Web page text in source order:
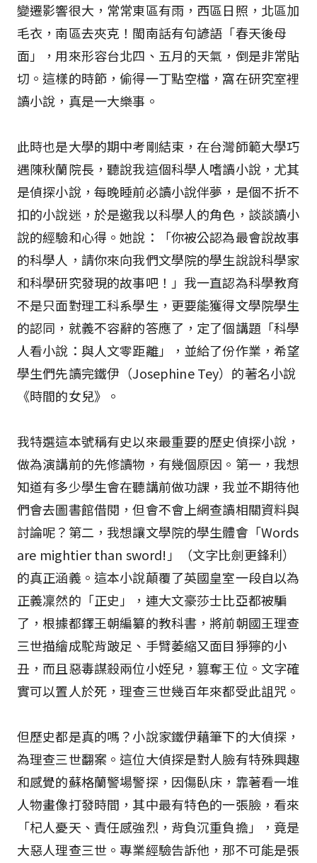
變遷影響很大，常常東區有雨，西區日照，北區加
毛衣，南區去夾克！閩南話有句諺語「春天後母
面」，用來形容台北四、五月的天氣，倒是非常貼
切。這樣的時節，偷得一丁點空檔，窩在研究室裡
讀小說，真是一大樂事。
此時也是大學的期中考剛結束，在台灣師範大學巧
遇陳秋蘭院長，聽說我這個科學人嗜讀小說，尤其
是偵探小說，每晚睡前必讀小說伴夢，是個不折不
扣的小說迷，於是邀我以科學人的角色，談談讀小
說的經驗和心得。她說：「你被公認為最會說故事
的科學人，請你來向我們文學院的學生說說科學家
和科學研究發現的故事吧！」我一直認為科學教育
不是只面對理工科系學生，更要能獲得文學院學生
的認同，就義不容辭的答應了，定了個講題「科學
人看小說：與人文零距離」，並給了份作業，希望
學生們先讀完鐵伊（Josephine Tey）的著名小說
《時間的女兒》。
我特選這本號稱有史以來最重要的歷史偵探小說，
做為演講前的先修讀物，有幾個原因。第一，我想
知道有多少學生會在聽講前做功課，我並不期待他
們會去圖書館借閱，但會不會上網查讀相關資料與
討論呢？第二，我想讓文學院的學生體會「Words
are mightier than sword!」（文字比劍更鋒利）
的真正涵義。這本小說顛覆了英國皇室一段自以為
正義凜然的「正史」，連大文豪莎士比亞都被騙
了，根據都鐸王朝編纂的教科書，將前朝國王理查
三世描繪成駝背跛足、手臂萎縮又面目猙獰的小
丑，而且惡毒謀殺兩位小姪兒，篡奪王位。文字確
實可以置人於死，理查三世幾百年來都受此詛咒。
但歷史都是真的嗎？小說家鐵伊藉筆下的大偵探，
為理查三世翻案。這位大偵探是對人臉有特殊興趣
和感覺的蘇格蘭警場警探，因傷臥床，靠著看一堆
人物畫像打發時間，其中最有特色的一張臉，看來
「杞人憂天、責任感強烈，背負沉重負擔」，竟是
大惡人理查三世。專業經驗告訴他，那不可能是張